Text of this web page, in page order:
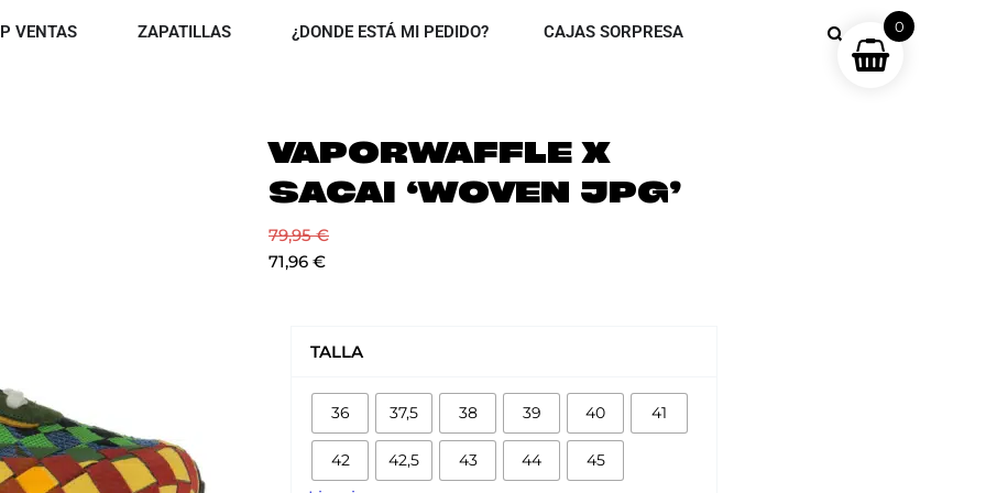
VENTAS OPEN TOP VENTAS
ZAPATILLAS OPEN ZAPATILLAS
¿DONDE ESTÁ MI PEDIDO? CAJAS SORPRESA
VAPORWAFFLE X
SACAI ‘WOVEN JPG’
79,95€
71,96 €
TALLA
36 37,5 38 39 40 41
42 42,5 43 44 45
'WOVEN
cantidad
0